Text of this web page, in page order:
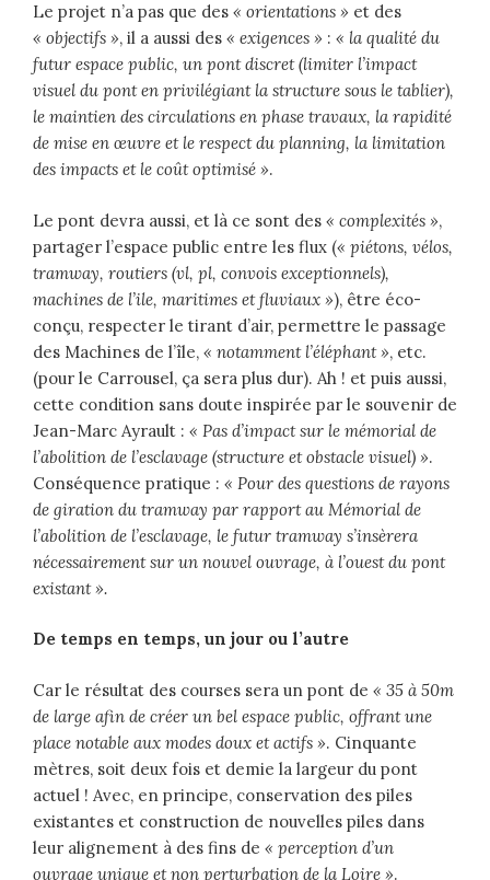
Le projet n’a pas que des « orientations » et des
« objectifs », il a aussi des « exigences » : « la qualité du
futur espace public, un pont discret (limiter l’impact
visuel du pont en privilégiant la structure sous le tablier),
le maintien des circulations en phase travaux, la rapidité
de mise en œuvre et le respect du planning, la limitation
des impacts et le coût optimisé ».
Le pont devra aussi, et là ce sont des « complexités »,
partager l’espace public entre les flux (« piétons, vélos,
tramway, routiers (vl, pl, convois exceptionnels),
machines de l’ile, maritimes et fluviaux »), être éco-
conçu, respecter le tirant d’air, permettre le passage
des Machines de l’île, « notamment l’éléphant », etc.
(pour le Carrousel, ça sera plus dur). Ah ! et puis aussi,
cette condition sans doute inspirée par le souvenir de
Jean-Marc Ayrault : « Pas d’impact sur le mémorial de
l’abolition de l’esclavage (structure et obstacle visuel) ».
Conséquence pratique : « Pour des questions de rayons
de giration du tramway par rapport au Mémorial de
l’abolition de l’esclavage, le futur tramway s’insèrera
nécessairement sur un nouvel ouvrage, à l’ouest du pont
existant ».
De temps en temps, un jour ou l’autre
Car le résultat des courses sera un pont de « 35 à 50m
de large afin de créer un bel espace public, offrant une
place notable aux modes doux et actifs ». Cinquante
mètres, soit deux fois et demie la largeur du pont
actuel ! Avec, en principe, conservation des piles
existantes et construction de nouvelles piles dans
leur alignement à des fins de « perception d’un
ouvrage unique et non perturbation de la Loire ».